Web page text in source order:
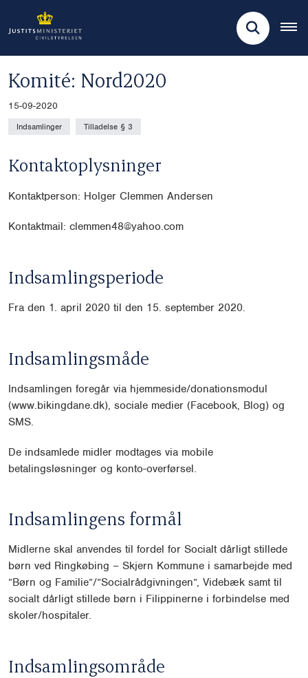
Komité: Nord2020
15-09-2020
Indsamlinger Tilladelse § 3
Kontaktoplysninger
Kontaktperson: Holger Clemmen Andersen
Kontaktmail: clemmen48@yahoo.com
Indsamlingsperiode
Fra den 1. april 2020 til den 15. september 2020.
Indsamlingsmåde
Indsamlingen foregår via hjemmeside/donationsmodul
(www.bikingdane.dk), sociale medier (Facebook, Blog) og
SMS.
De indsamlede midler modtages via mobile
betalingsløsninger og konto-overførsel.
Indsamlingens formål
Midlerne skal anvendes til fordel for Socialt dårligt stillede
børn ved Ringkøbing – Skjern Kommune i samarbejde med
”Børn og Familie”/”Socialrådgivningen”, Videbæk samt til
socialt dårligt stillede børn i Filippinerne i forbindelse med
skoler/hospitaler.
Indsamlingsområde